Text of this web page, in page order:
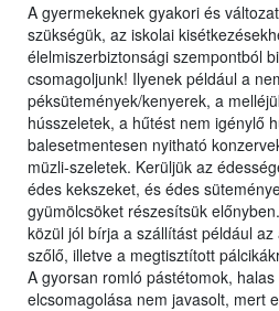
A gyermekeknek gyakori és
szükségük, az iskolai
élelmiszerbiztonsági szempontból
csomagoljunk! Ilyenek például a
péksütemények/kenyerek, a
hússzeletek, a hűtést nem igénylő
balesetmentesen nyitható
müzli-szeletek. Kerüljük az
édes kekszeket, és édes
gyümölcsöket részesítsük
közül jól bírja a szállítást például
szőlő, illetve a megtisztított
A gyorsan romló pástétomok,
elcsomagolása nem javasolt, mert